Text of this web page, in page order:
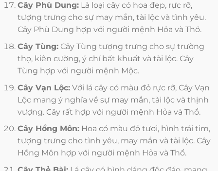
Cây Phù Dung:Là loại cây có hoa đẹp, rực rỡ,
tượng trưng cho sự may mắn, tài lộc và tình yêu.
Cây Phù Dung hợp với người mệnh Hỏa và Thổ.
Cây Tùng:Cây Tùng tượng trưng cho sự trường
thọ, kiên cường, ý chí bất khuất và tài lộc. Cây
Tùng hợp với người mệnh Mộc.
Cây Vạn Lộc:Với lá cây có màu đỏ rực rỡ, Cây Vạn
Lộc mang ý nghĩa về sự may mắn, tài lộc và thịnh
vượng. Cây rất hợp với người mệnh Hỏa và Thổ.
Cây Hồng Môn:Hoa có màu đỏ tươi, hình trái tim,
tượng trưng cho tình yêu, may mắn và tài lộc. Cây
Hồng Môn hợp với người mệnh Hỏa và Thổ.